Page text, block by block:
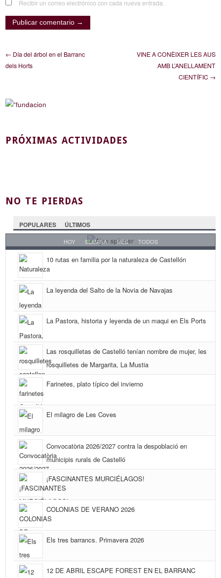
Recibir un correo electrónico con cada nueva entrada.
← Día del árbol en el Barranc
dels Horts
VINE A CONÈIXER LES AUS
AMB L’ANELLAMENT
CIENTÍFIC →
PRÓXIMAS ACTIVIDADES
NO TE PIERDAS
POPULARES ÚLTIMOS
HOY SEMANA MES TODOS
10 rutas en familia por la naturaleza de Castellón
La leyenda del Salto de la Novia de Navajas
La Pastora, historia y leyenda de un maqui en Els Ports
Las rosquilletas de Castelló tenían nombre de mujer, les
rosquilletes de Margarita, La Mustia
Farinetes, plato típico del invierno
El milagro de Les Coves
Convocatòria 2026/2027 contra la despoblació en
municipis rurals de Castelló
¡FASCINANTES MURCIÉLAGOS!
COLONIAS DE VERANO 2026
Els tres barrancs. Primavera 2026
12 DE ABRIL ESCAPE FOREST EN EL BARRANC